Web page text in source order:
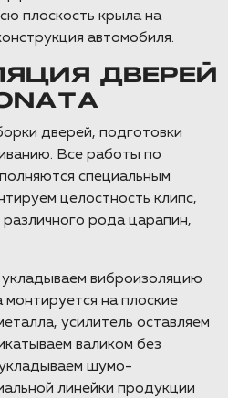
плоскость крыла на
автомобиля.
ДВЕРЕЙ
дверей, подготовки
Все работы по
специальным
целостность клипс,
рода царапин,
виброизоляцию
на плоские
усилитель оставляем
валиком без
шумо-
линейки продукции